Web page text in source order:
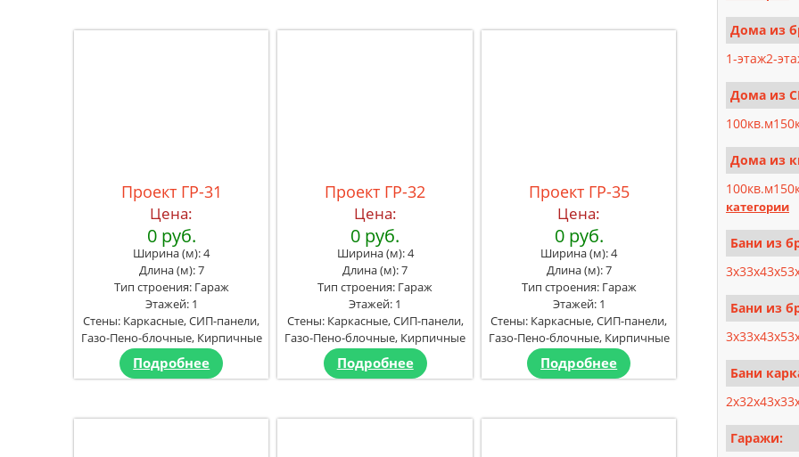
Проект ГР-31
Цена:
0 руб.
Ширина (м): 4
Длина (м): 7
Тип строения: Гараж
Этажей: 1
Стены: Каркасные, СИП-панели,
Газо-Пено-блочные, Кирпичные
Подробнее
Проект ГР-32
Цена:
0 руб.
Ширина (м): 4
Длина (м): 7
Тип строения: Гараж
Этажей: 1
Стены: Каркасные, СИП-панели,
Газо-Пено-блочные, Кирпичные
Подробнее
Проект ГР-35
Цена:
0 руб.
Ширина (м): 4
Длина (м): 7
Тип строения: Гараж
Этажей: 1
Стены: Каркасные, СИП-панели,
Газо-Пено-блочные, Кирпичные
Подробнее
Дома из
1-этаж2-
Дома из
100кв.м
Дома из
100кв.м
категории
Бани из
3x33x43x5
Бани из
3x33x43x5
Бани
2x32x43x3
Гаражи: